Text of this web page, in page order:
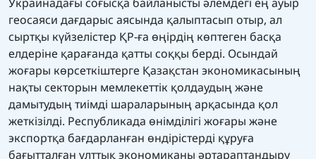
геосаяси дағдарыс аясында қалыптасып отыр, ал
сыртқы күйзелістер ҚР-ға өңірдің көптеген басқа
елдеріне қарағанда қатты соққы берді. Осындай
жоғары көрсеткіштерге Қазақстан экономикасының
нақты секторын мемлекеттік қолдаудың және
дамытудың тиімді шараларының арқасында қол
жеткізілді. Республикада өнімділігі жоғары және
экспортқа бағдарланған өндірістерді құруға
бағытталған ұлттық экономиканы әртараптандыру